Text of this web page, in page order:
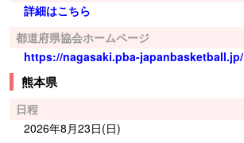
詳細はこちら
都道府県協会ホームページ
https://nagasaki.pba-japanbasketball.jp/
熊本県
日程
2026年8月23日(日)